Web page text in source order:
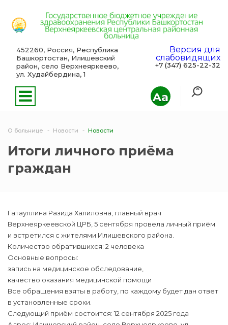
Aa
452260, Россия, Республика
Башкортостан, Илишевский
район, село Верхнеяркеево,
ул. Худайбердина, 1
Версия для
слабовидящих
+7 (347) 625-22-32
О больнице Новости Новости
Итоги личного приёма
граждан
Гатауллина Разида Халиловна, главный врач
Верхнеяркеевской ЦРБ, 5 сентября провела личный приём
и встретился с жителями Илишевского района.
Количество обратившихся: 2 человека
Основные вопросы:
запись на медицинское обследование,
качество оказания медицинской помощи
Все обращения взяты в работу, по каждому будет дан ответ
в установленные сроки.
Следующий приём состоится: 12 сентября 2025 года